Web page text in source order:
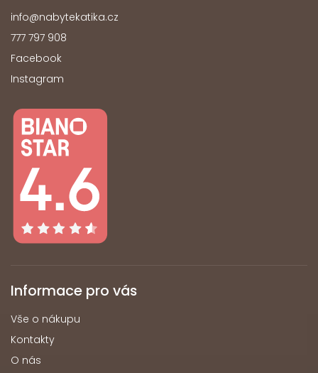
info@nabytekatika.cz
777 797 908
Facebook
Instagram
Informace pro vás
Vše o nákupu
Kontakty
O nás